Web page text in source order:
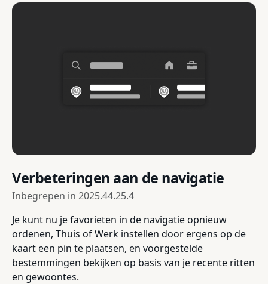
Verbeteringen aan de navigatie
Inbegrepen in 2025.44.25.4
Je kunt nu je favorieten in de navigatie opnieuw
ordenen, Thuis of Werk instellen door ergens op de
kaart een pin te plaatsen, en voorgestelde
bestemmingen bekijken op basis van je recente ritten
en gewoontes.